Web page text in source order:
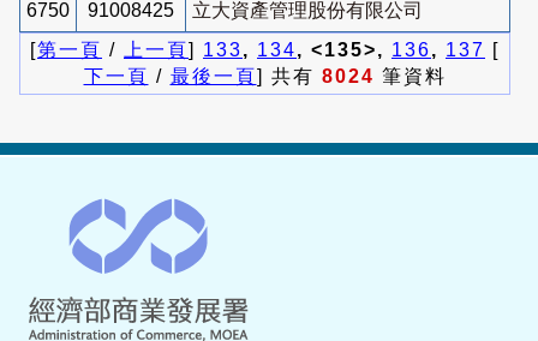
6750 91008425
立大資產管理股份有限公司
[第一頁 / 上一頁] 133, 134, <135>, 136, 137 [
下一頁 / 最後一頁] 共有 8024 筆資料